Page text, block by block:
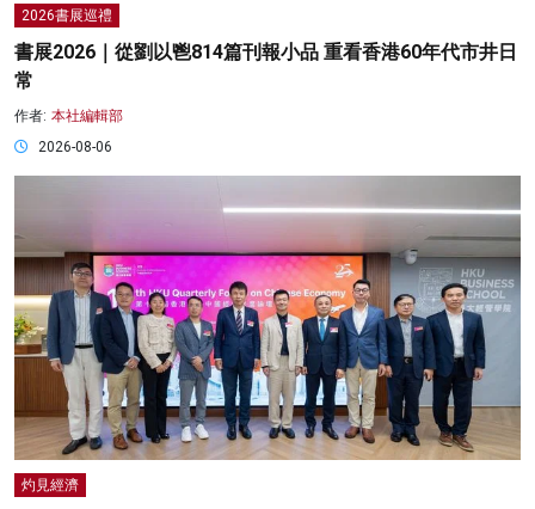
2026書展巡禮
書展2026｜從劉以鬯814篇刊報小品 重看香港60年代市井日
常
作者: 本社編輯部
2026-08-06
灼見經濟